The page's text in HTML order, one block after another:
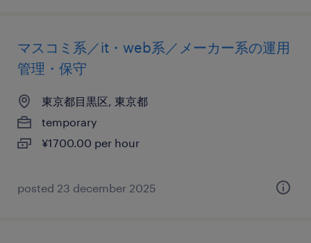
マスコミ系／it・web系／メーカー系の運用
管理・保守
東京都目黒区, 東京都
temporary
¥1700.00 per hour
posted 23 december 2025